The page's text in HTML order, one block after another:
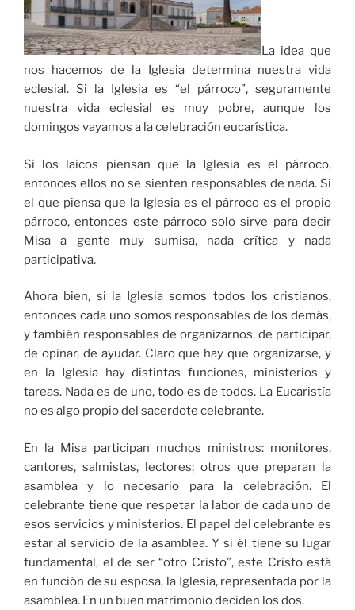
La idea que
nos hacemos de la Iglesia determina nuestra vida
eclesial. Si la Iglesia es “el párroco”, seguramente
nuestra vida eclesial es muy pobre, aunque los
domingos vayamos a la celebración eucarística.
Si los laicos piensan que la Iglesia es el párroco,
entonces ellos no se sienten responsables de nada. Si
el que piensa que la Iglesia es el párroco es el propio
párroco, entonces este párroco solo sirve para decir
Misa a gente muy sumisa, nada crítica y nada
participativa.
Ahora bien, si la Iglesia somos todos los cristianos,
entonces cada uno somos responsables de los demás,
y también responsables de organizarnos, de participar,
de opinar, de ayudar. Claro que hay que organizarse, y
en la Iglesia hay distintas funciones, ministerios y
tareas. Nada es de uno, todo es de todos. La Eucaristía
no es algo propio del sacerdote celebrante.
En la Misa participan muchos ministros: monitores,
cantores, salmistas, lectores; otros que preparan la
asamblea y lo necesario para la celebración. El
celebrante tiene que respetar la labor de cada uno de
esos servicios y ministerios. El papel del celebrante es
estar al servicio de la asamblea. Y si él tiene su lugar
fundamental, el de ser “otro Cristo”, este Cristo está
en función de su esposa, la Iglesia, representada por la
asamblea. En un buen matrimonio deciden los dos.